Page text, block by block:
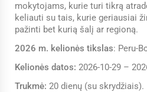
mokytojams, kurie turi tikrą
keliauti su tais, kurie geriausiai
pažinti bet kurią šalį ar regioną.
2026 m. kelionės tikslas: Peru-
Kelionės datos: 2026-10-29 –
Trukmė: 20 dienų (su skrydžiais).